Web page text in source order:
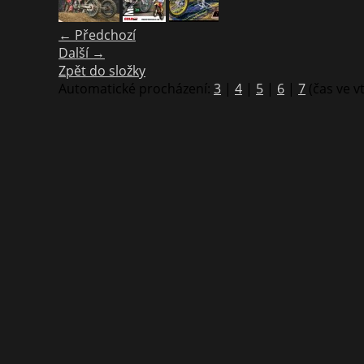
← Předchozí
Další →
Zpět do složky
Automatické procházení: 3 | 4 | 5 | 6 | 7 (čas ve